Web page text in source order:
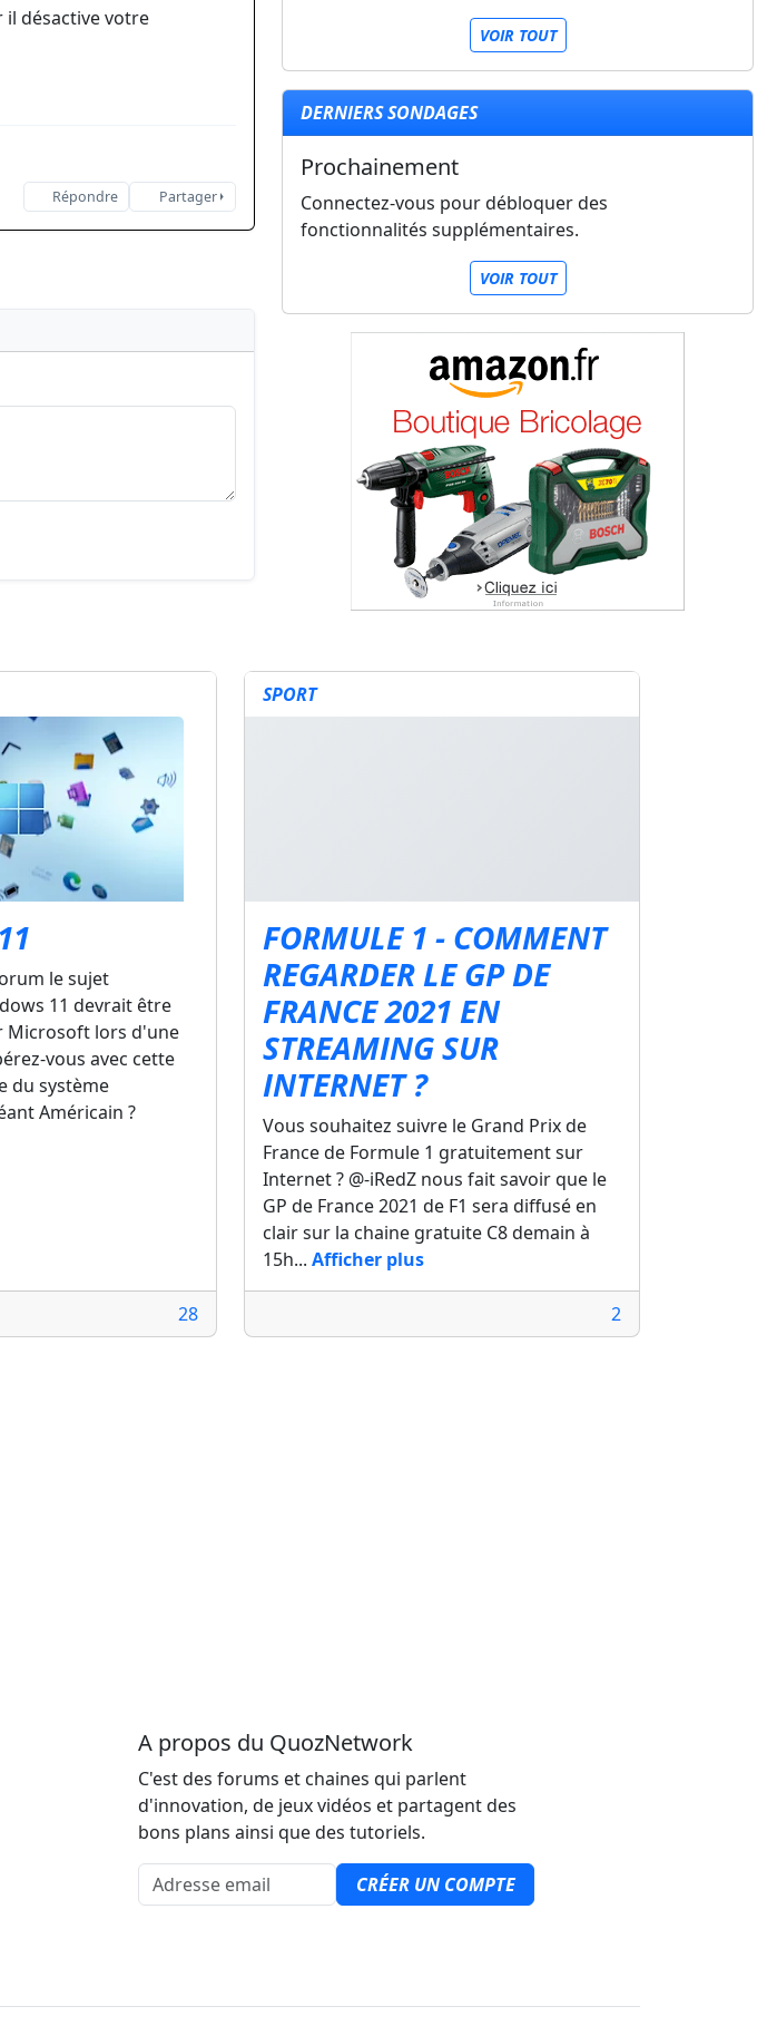
il désactive votre
Répondre Partager
VOIR TOUT
DERNIERS SONDAGES
Prochainement
Connectez-vous pour débloquer des
fonctionnalités supplémentaires.
VOIR TOUT
le sujet
11 devrait être
Microsoft lors d'une
vous avec cette
du système
Américain ?
28
SPORT
FORMULE 1 - COMMENT
REGARDER LE GP DE
FRANCE 2021 EN
STREAMING SUR
INTERNET ?
Vous souhaitez suivre le Grand Prix de
France de Formule 1 gratuitement sur
Internet ? @-iRedZ nous fait savoir que le
GP de France 2021 de F1 sera diffusé en
clair sur la chaine gratuite C8 demain à
15h... Afficher plus
2
A propos du QuozNetwork
C'est des forums et chaines qui parlent
d'innovation, de jeux vidéos et partagent des
bons plans ainsi que des tutoriels.
Adresse email
CRÉER UN COMPTE